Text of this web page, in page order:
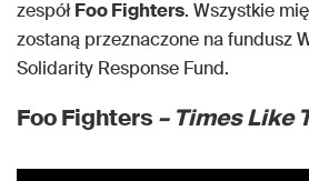
zespółFoo Fighters. Wszystkie
zostaną przeznaczone na fundusz
Solidarity Response Fund.
Foo Fighters – Times Like